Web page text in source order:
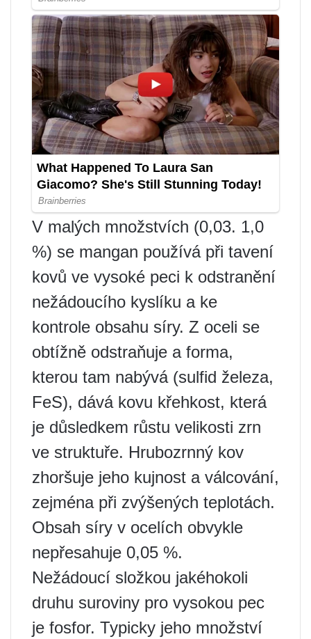
V malých množstvích (0,03. 1,0
%) se mangan používá při tavení
kovů ve vysoké peci k odstranění
nežádoucího kyslíku a ke
kontrole obsahu síry. Z oceli se
obtížně odstraňuje a forma,
kterou tam nabývá (sulfid železa,
FeS), dává kovu křehkost, která
je důsledkem růstu velikosti zrn
ve struktuře. Hrubozrnný kov
zhoršuje jeho kujnost a válcování,
zejména při zvýšených teplotách.
Obsah síry v ocelích obvykle
nepřesahuje 0,05 %.
Nežádoucí složkou jakéhokoli
druhu suroviny pro vysokou pec
je fosfor. Typicky jeho množství